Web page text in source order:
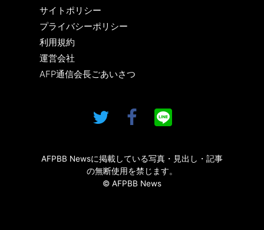
サイトポリシー
プライバシーポリシー
利用規約
運営会社
AFP通信会長ごあいさつ
AFPBB Newsに掲載している写真・見出し・記事
の無断使用を禁じます。
© AFPBB News